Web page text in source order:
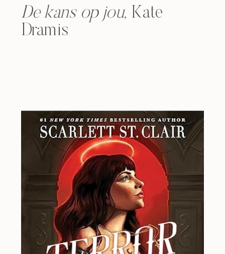
De kans op jou, Kate
Dramis